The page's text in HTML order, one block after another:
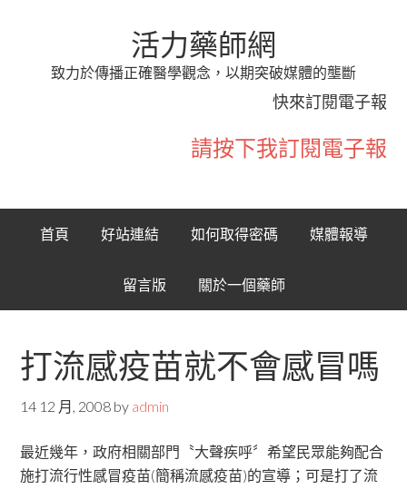
活力藥師網
致力於傳播正確醫學觀念，以期突破媒體的壟斷
快來訂閱電子報
請按下我訂閱電子報
首頁 好站連結 如何取得密碼 媒體報導
留言版 關於一個藥師
打流感疫苗就不會感冒嗎
14 12 月, 2008 by admin
最近幾年，政府相關部門〝大聲疾呼〞希望民眾能夠配合
施打流行性感冒疫苗(簡稱流感疫苗)的宣導；可是打了流